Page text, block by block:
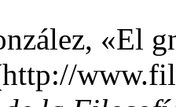
, «El